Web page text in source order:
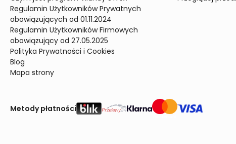
Regulamin Użytkowników Prywatnych
obowiązujących od 01.11.2024
Regulamin Użytkowników Firmowych
obowiązujący od 27.05.2025
Polityka Prywatności i Cookies
Blog
Mapa strony
Metody płatności